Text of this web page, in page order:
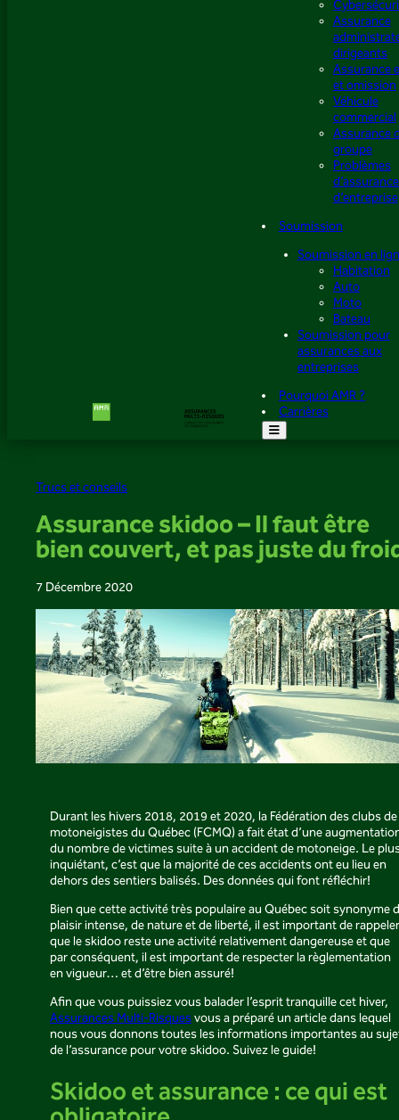
Assurance
dirigeants
Assurance
et omission
Véhicule
commercial
Assurance
groupe
Problèmes
d’entreprise
Soumission
Soumission en
Habitation
Auto
Moto
Bateau
Soumission pour
assurances aux
entreprises
Pourquoi AMR ?
Carrières
Trucs et conseils
Assurance skidoo – Il faut être
bien couvert, et pas juste du
7 Décembre 2020
Durant les hivers 2018, 2019 et 2020, la Fédération des clubs de
motoneigistes du Québec (FCMQ) a fait état d’une
du nombre de victimes suite à un accident de motoneige. Le
inquiétant, c’est que la majorité de ces accidents ont eu lieu en
dehors des sentiers balisés. Des données qui font réfléchir!
Bien que cette activité très populaire au Québec soit synonyme
plaisir intense, de nature et de liberté, il est important de rappeler
que le skidoo reste une activité relativement dangereuse et que
par conséquent, il est important de respecter la règlementation
en vigueur… et d’être bien assuré!
Afin que vous puissiez vous balader l’esprit tranquille cet hiver,
Assurances Multi-Risquesvous a préparé un article dans lequel
nous vous donnons toutes les informations importantes au
de l’assurance pour votre skidoo. Suivez le guide!
Skidoo et assurance : ce qui est